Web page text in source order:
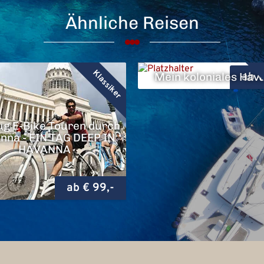
Ähnliche Reisen
Klassiker
ab € 99,-
E-Bike Touren durch
- EIN TAG DEEP IN
HAVANNA
ab
Mein koloniales